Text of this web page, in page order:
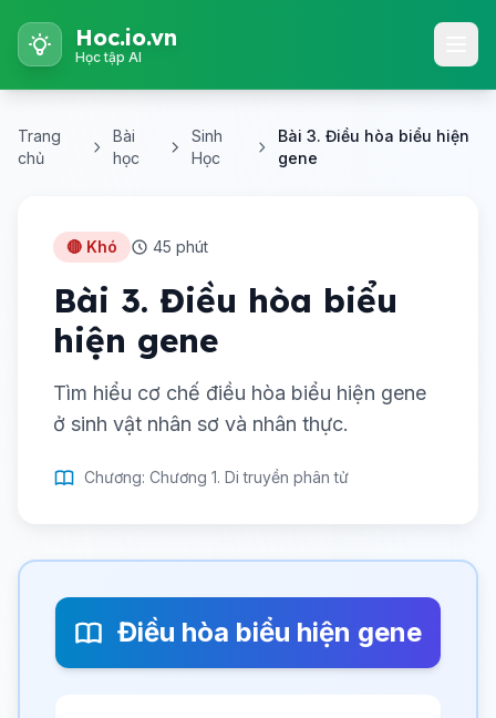
Hoc.io.vn
Học tập AI
Trang
chủ
Bài
học
Sinh
Học
Bài 3. Điều hòa biểu hiện
gene
🔴 Khó 45 phút
Bài 3. Điều hòa biểu
hiện gene
Tìm hiểu cơ chế điều hòa biểu hiện gene
ở sinh vật nhân sơ và nhân thực.
Chương: Chương 1. Di truyền phân tử
Điều hòa biểu hiện gene